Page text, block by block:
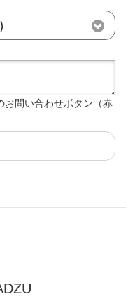
お問い合わせボタン（赤